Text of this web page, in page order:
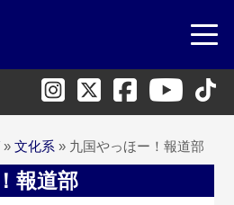
» 文化系 » 九国やっほー！報道部
報道部